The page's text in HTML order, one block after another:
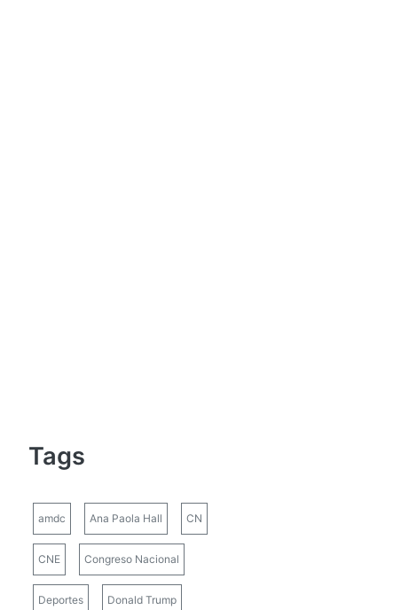
Tags
amdc Ana Paola Hall CN
CNE Congreso Nacional
Deportes Donald Trump